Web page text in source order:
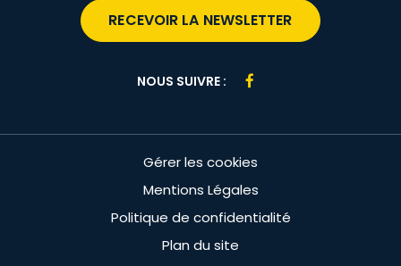
RECEVOIR LA NEWSLETTER
NOUS SUIVRE :
Gérer les cookies
Mentions Légales
Politique de confidentialité
Plan du site